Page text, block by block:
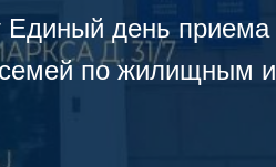
Единый день приема
по жилищным и